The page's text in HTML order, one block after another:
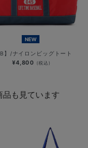
NEW
】/ナイロンビッグトート
¥4,800 (税込)
品も見ています